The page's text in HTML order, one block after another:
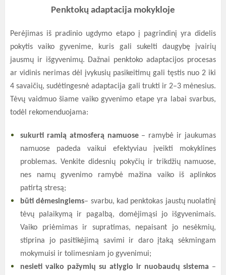
Penktokų adaptacija mokykloje
Perėjimas iš pradinio ugdymo etapo į pagrindinį yra didelis
pokytis vaiko gyvenime, kuris gali sukelti daugybę įvairių
jausmų ir išgyvenimų. Dažnai penktoko adaptacijos procesas
ar vidinis nerimas dėl įvykusių pasikeitimų gali tęstis nuo 2 iki
4 savaičių, sudėtingesnė adaptacija gali trukti ir 2–3 mėnesius.
Tėvų vaidmuo šiame vaiko gyvenimo etape yra labai svarbus,
todėl rekomenduojama:
sukurti ramią atmosferą namuose– ramybė ir jaukumas
namuose padeda vaikui efektyviau įveikti mokyklines
problemas. Venkite didesnių pokyčių ir trikdžių namuose,
nes namų gyvenimo ramybė mažina vaiko iš aplinkos
patirtą stresą;
būti dėmesingiems– svarbu, kad penktokas jaustų nuolatinį
tėvų palaikymą ir pagalbą, domėjimąsi jo išgyvenimais.
Vaiko priėmimas ir supratimas, nepaisant jo nesėkmių,
stiprina jo pasitikėjimą savimi ir daro įtaką sėkmingam
mokymuisi ir tolimesniam jo gyvenimui;
nesieti vaiko pažymių su atlygio ir nuobaudų sistema –